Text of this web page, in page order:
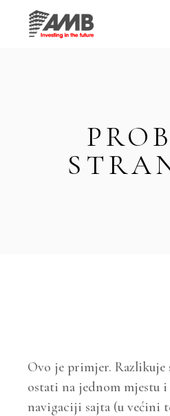
Ovo je primjer. Razlikuje
ostati na jednom mjestu
navigaciji sajta (u većini